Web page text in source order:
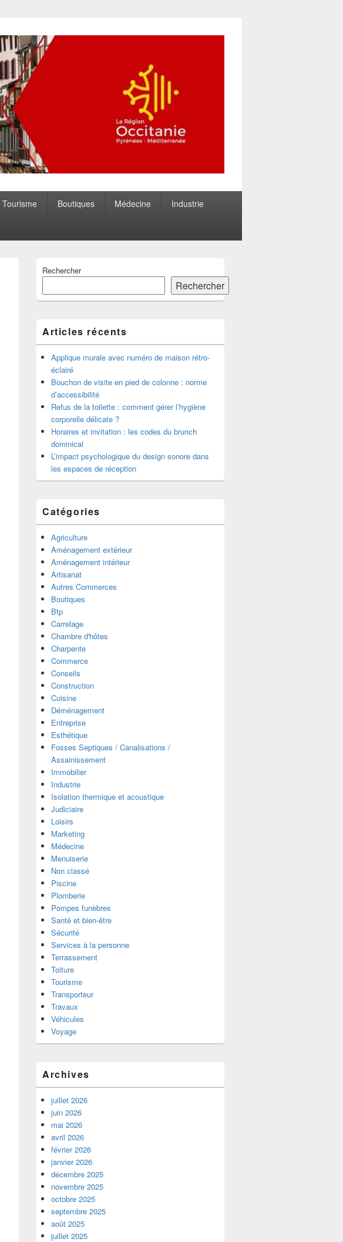
Tourisme Boutiques Médecine Industrie
principale
widget
pour
barre
latérale
Rechercher
Rechercher
Articles récents
Applique murale avec numéro de maison rétro-
éclairé
Bouchon de visite en pied de colonne : norme
d’accessibilité
Refus de la toilette : comment gérer l’hygiène
corporelle délicate ?
Horaires et invitation : les codes du brunch
dominical
L’impact psychologique du design sonore dans
les espaces de réception
Catégories
Agriculture
Aménagement extérieur
Aménagement intérieur
Artisanat
Autres Commerces
Boutiques
Btp
Carrelage
Chambre d'hôtes
Charpente
Commerce
Conseils
Construction
Cuisine
Déménagement
Entreprise
Esthétique
Fosses Septiques / Canalisations /
Assainissement
Immobilier
Industrie
Isolation thermique et acoustique
Judiciaire
Loisirs
Marketing
Médecine
Menuiserie
Non classé
Piscine
Plomberie
Pompes funèbres
Santé et bien-être
Sécurité
Services à la personne
Terrassement
Toiture
Tourisme
Transporteur
Travaux
Véhicules
Voyage
Archives
juillet 2026
juin 2026
mai 2026
avril 2026
février 2026
janvier 2026
décembre 2025
novembre 2025
octobre 2025
septembre 2025
août 2025
juillet 2025